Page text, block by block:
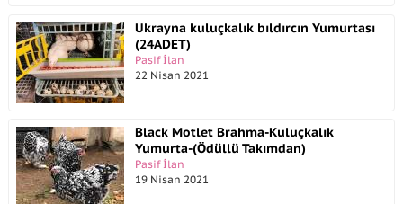
Ukrayna kuluçkalık bıldırcın Yumurtası
(24ADET)
Pasif İlan
22 Nisan 2021
Black Motlet Brahma-Kuluçkalık
Yumurta-(Ödüllü Takımdan)
Pasif İlan
19 Nisan 2021